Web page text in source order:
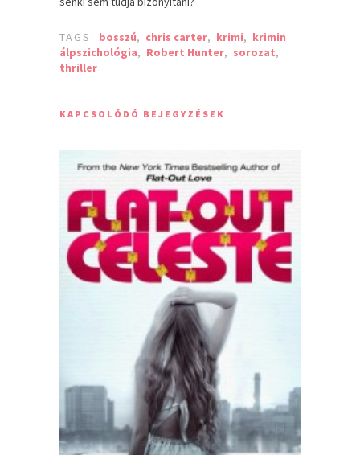
TAGS: bosszú, chris carter, krimi, krimin
álpszichológia, Robert Hunter, sorozat,
thriller
KAPCSOLÓDÓ BEJEGYZÉSEK